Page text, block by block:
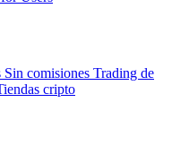
Sin comisiones Trading de
cripto